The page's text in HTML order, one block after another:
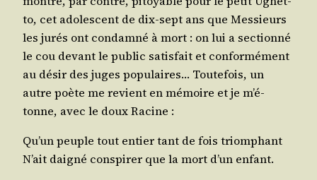
to, cet ado­les­cent de dix-sept ans que Mes­sieurs
les jurés ont condam­né à mort : on lui a sec­tion­né
le cou devant le public satis­fait et confor­mé­ment
au désir des juges popu­laires… Tou­te­fois, un
autre poète me revient en mémoire et je m’é­
tonne, avec le doux Racine :
Qu’un peuple tout entier tant de fois triomphant
N’ait dai­gné conspi­rer que la mort d’un enfant.